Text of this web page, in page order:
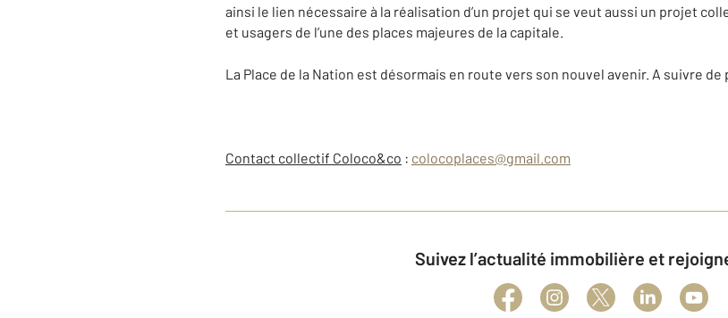
ainsi le lien nécessaire à la réalisation d’un projet qui se veut aussi un projet
et usagers de l’une des places majeures de la capitale.
La Place de la Nation est désormais en route vers son nouvel avenir. A suivre de
Contact collectif Coloco&co : colocoplaces@gmail.com
Suivez l’actualité immobilière et